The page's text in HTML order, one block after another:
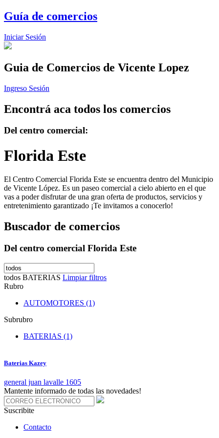
Guía de comercios
Iniciar Sesión
Guia de Comercios de Vicente Lopez
Ingreso Sesión
Encontrá aca todos los comercios
Del centro comercial:
Florida Este
El Centro Comercial Florida Este se encuentra dentro del Municipio
de Vicente López. Es un paseo comercial a cielo abierto en el que
vas a poder disfrutar de una gran oferta de productos, servicios y
entretenimiento garantizado ¡Te invitamos a conocerlo!
Buscador de comercios
Del centro comercial Florida Este
todos BATERIAS Limpiar filtros
Rubro
AUTOMOTORES (1)
Subrubro
BATERIAS (1)
Baterias Kazey
general juan lavalle 1605
Mantente informado de todas las novedades!
Suscribite
Contacto